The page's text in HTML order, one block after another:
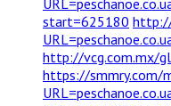
start=625180 http://
http://vcg.com.mx/
https://smmry.com/